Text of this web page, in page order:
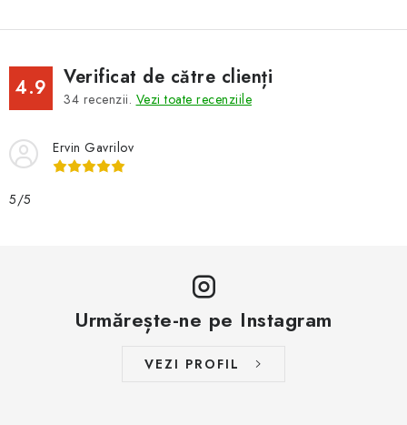
4.9 Verificat de către clienți
34 recenzii. Vezi toate recenziile
Ervin Gavrilov
5/5
Urmărește-ne pe Instagram
VEZI PROFIL